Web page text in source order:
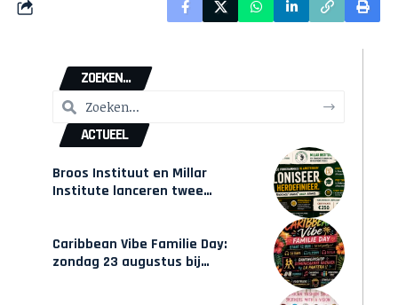
ZOEKEN...
ACTUEEL
Broos Instituut en Millar
Institute lanceren twee
Caribbean Vibe Familie Day:
zondag 23 augustus bij